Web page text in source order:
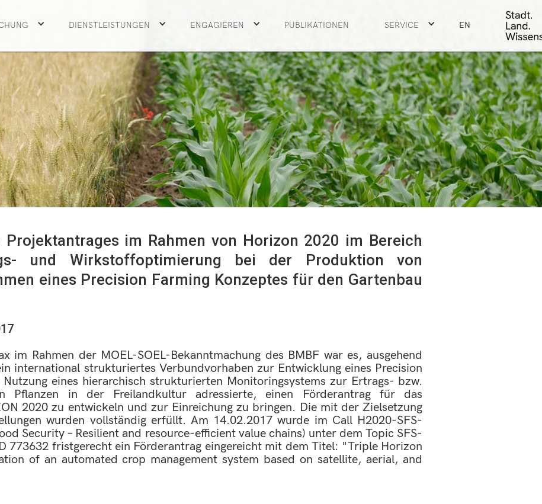
DIENSTLEISTUNGEN ENGAGIEREN PUBLIKATIONEN SERVICE EN
Projektantrages im Rahmen von Horizon 2020 im Bereich
und Wirkstoffoptimierung bei der Produktion von
eines Precision Farming Konzeptes für den Gartenbau
im Rahmen der MOEL-SOEL-Bekanntmachung des BMBF war es, ausgehend
international strukturiertes Verbundvorhaben zur Entwicklung eines Precision
eines hierarchisch strukturierten Monitoringsystems zur Ertrags- bzw.
Pflanzen in der Freilandkultur adressierte, einen Förderantrag für das
2020 zu entwickeln und zur Einreichung zu bringen. Die mit der Zielsetzung
wurden vollständig erfüllt. Am 14.02.2017 wurde im Call H2020-SFS-
Security – Resilient and resource-efficient value chains) unter dem Topic SFS-
773632 fristgerecht ein Förderantrag eingereicht mit dem Titel: "Triple Horizon
of an automated crop management system based on satellite, aerial, and